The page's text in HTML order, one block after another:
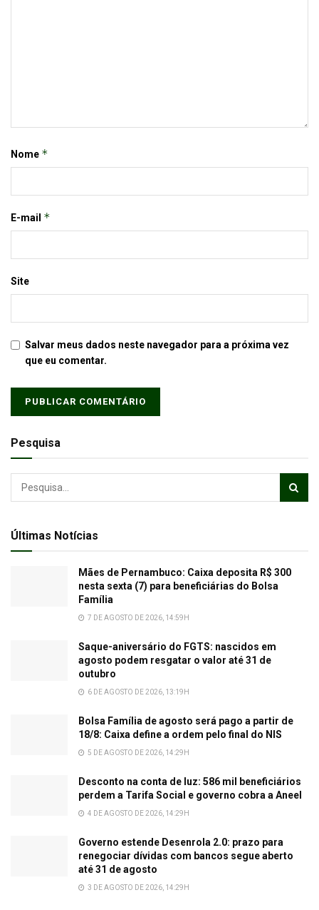
Nome *
E-mail *
Site
Salvar meus dados neste navegador para a próxima vez
que eu comentar.
Pesquisa
Últimas Notícias
Mães de Pernambuco: Caixa deposita R$ 300
nesta sexta (7) para beneficiárias do Bolsa
Família
7 DE AGOSTO DE 2026, 14:59H
Saque-aniversário do FGTS: nascidos em
agosto podem resgatar o valor até 31 de
outubro
6 DE AGOSTO DE 2026, 13:19H
Bolsa Família de agosto será pago a partir de
18/8: Caixa define a ordem pelo final do NIS
5 DE AGOSTO DE 2026, 14:29H
Desconto na conta de luz: 586 mil beneficiários
perdem a Tarifa Social e governo cobra a Aneel
4 DE AGOSTO DE 2026, 14:29H
Governo estende Desenrola 2.0: prazo para
renegociar dívidas com bancos segue aberto
até 31 de agosto
3 DE AGOSTO DE 2026, 14:29H